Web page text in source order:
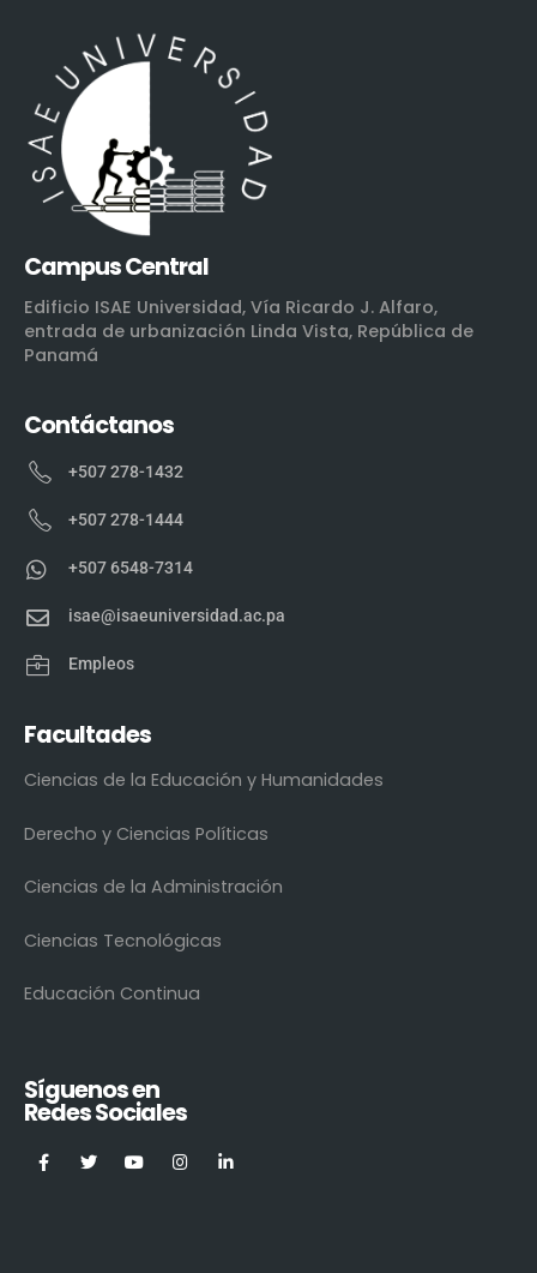
Campus Central
Edificio ISAE Universidad, Vía Ricardo J. Alfaro,
entrada de urbanización Linda Vista, República de
Panamá
Contáctanos
+507 278-1432
+507 278-1444
+507 6548-7314
isae@isaeuniversidad.ac.pa
Empleos
Facultades
Ciencias de la Educación y Humanidades
Derecho y Ciencias Políticas
Ciencias de la Administración
Ciencias Tecnológicas
Educación Continua
Síguenos en
Redes Sociales